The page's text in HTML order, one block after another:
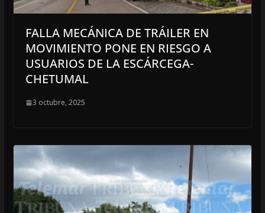
FALLA MECÁNICA DE TRÁILER EN
MOVIMIENTO PONE EN RIESGO A
USUARIOS DE LA ESCÁRCEGA-
CHETUMAL
3 octubre, 2025